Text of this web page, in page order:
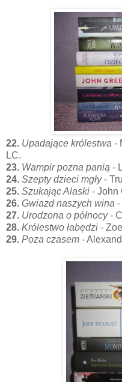
22. Upadające królestwa -
LC.
23. Wampir pozna panią -
24. Szepty dzieci mgły-
25. Szukając Alaski - John
26. Gwiazd naszych wina -
27. Urodzona o północy-
28. Królestwo łabędzi -
29. Poza czasem -